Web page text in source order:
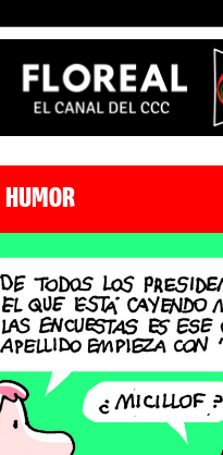
HUMOR